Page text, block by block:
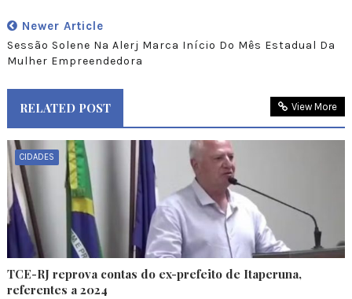
Newer Article
Sessão Solene Na Alerj Marca Início Do Mês Estadual Da
Mulher Empreendedora
RELATED POST View More
CIDADES
TCE-RJ reprova contas do ex-prefeito de Itaperuna,
referentes a 2024